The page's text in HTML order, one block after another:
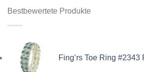
Bestbewertete Produkte
Fing’rs Toe Ring